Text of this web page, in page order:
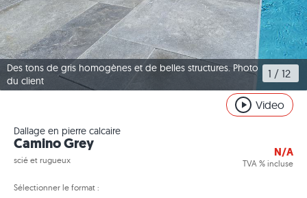
Des tons de gris homogènes et de belles structures. Photo
du client
1 / 12
Video
Dallage en pierre calcaire
Camino Grey
scié et rugueux
N/A
TVA % incluse
Sélectionner le format :